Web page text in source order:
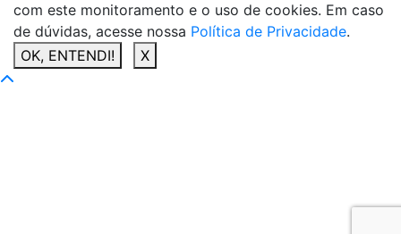
com este monitoramento e o uso de cookies. Em caso
de dúvidas, acesse nossa Política de Privacidade.
OK, ENTENDI!
X